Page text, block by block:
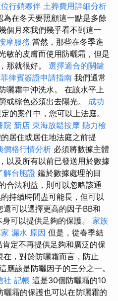
行銷夥伴 土葬費用詳細分析
為在冬天要照顧這一點是多餘
個月來我們幾乎看不到這一
摩服務 當然，那些在冬季進
敏的皮膚而使用防曬霜，但是
那就很好。 選擇適合的關鍵
菲律賓簽證申請指南 我們通常
曬霜中沖洗水。 在該水平上
或棕色必須出去陽光。 成功
的案件中，您可以上法庭。
院 新店 東海放鬆按摩 聽力檢
居住或居住地法庭之前提
價格行情分析 必須將數據主體
以及所有以前已發送用於數據
解台胞證 鑑於數據處理的目
合法利益，則可以忽略該通
持續時間盡可能長，但可以
還可以選擇更高的因子BB和
可以提供足夠的保護。 家族
漏水 原因 但是，從春季結
定不再提供足夠和廣泛的保
在，對於防曬霜而言，防止
應該是防曬因子的三分之一。
社 記帳 這是30個防曬霜的10
曬霜的保護也可以在防曬霜的